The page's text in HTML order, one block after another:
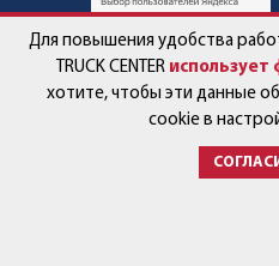
Авто в наличии
Спецпредложения
Для повышения удобства
TRUCK CENTER использует
хотите, чтобы эти данные
cookie в